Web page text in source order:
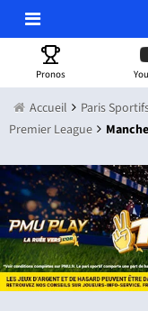
Pronos
Accueil Paris
Premier League